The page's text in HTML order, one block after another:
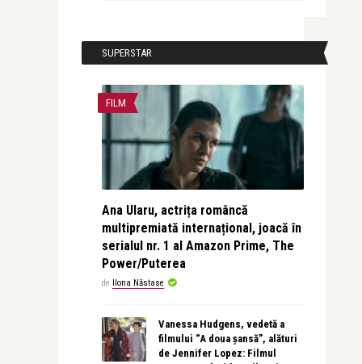
SUPERSTAR
FILM
Ana Ularu, actrița româncă
multipremiată internațional, joacă în
serialul nr. 1 al Amazon Prime, The
Power/Puterea
de Ilona Năstase
Vanessa Hudgens, vedetă a
filmului “A doua șansă”, alături
de Jennifer Lopez: Filmul